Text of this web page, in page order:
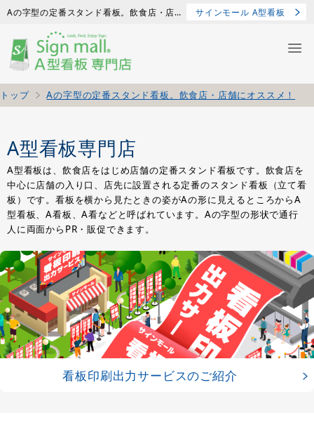
Aの字型の定番スタンド看板。飲食店・店舗にオススメ！ サインモール A型看板
トップ Aの字型の定番スタンド看板。飲食店・店舗にオススメ！
A型看板専門店
A型看板は、飲食店をはじめ店舗の定番スタンド看板です。飲食店を
中心に店舗の入り口、店先に設置される定番のスタンド看板（立て看
板）です。看板を横から見たときの姿がAの形に見えるところからA
型看板、A看板、A看などと呼ばれています。Aの字型の形状で通行
人に両面からPR・販促できます。
看板印刷出力サービスのご紹介